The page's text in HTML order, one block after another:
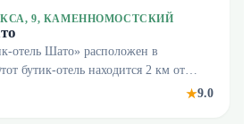
9, КАМЕННОМОСТСКИЙ
отель Шато» расположен в
бутик-отель находится 2 км от
с бутик-отелем можно прогуляться.
★9.0